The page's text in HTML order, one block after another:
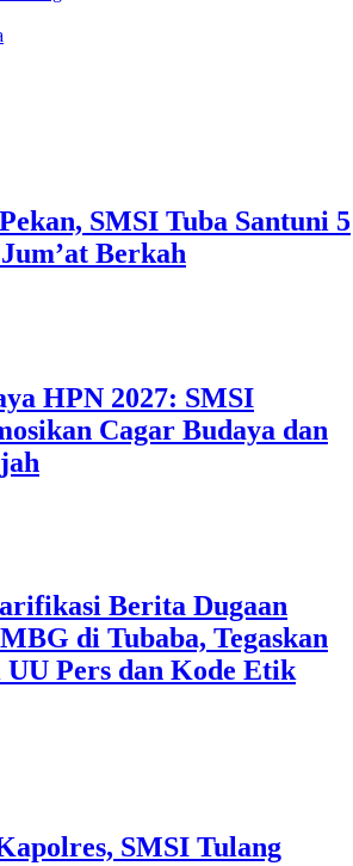
SMSI Tuba Santuni 5
Berkah
HPN 2027: SMSI
Cagar Budaya dan
Berita Dugaan
di Tubaba, Tegaskan
UU Pers dan Kode Etik
SMSI Tulang